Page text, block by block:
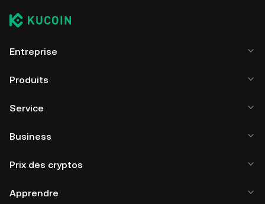
Entreprise
Produits
Service
Business
Prix des cryptos
Apprendre